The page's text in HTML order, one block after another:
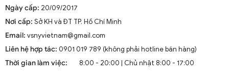
Ngày cấp: 20/09/2017
Nơi cấp: Sở KH và ĐT TP. Hồ Chí Minh
Email: vsnyvietnam@gmail.com
Liên hệ hợp tác: 0901 019 789 (không phải hotline bán hàng)
Thời gian làm việc:
8:00 - 20:00 | Chủ nhật 8:00 - 17:00